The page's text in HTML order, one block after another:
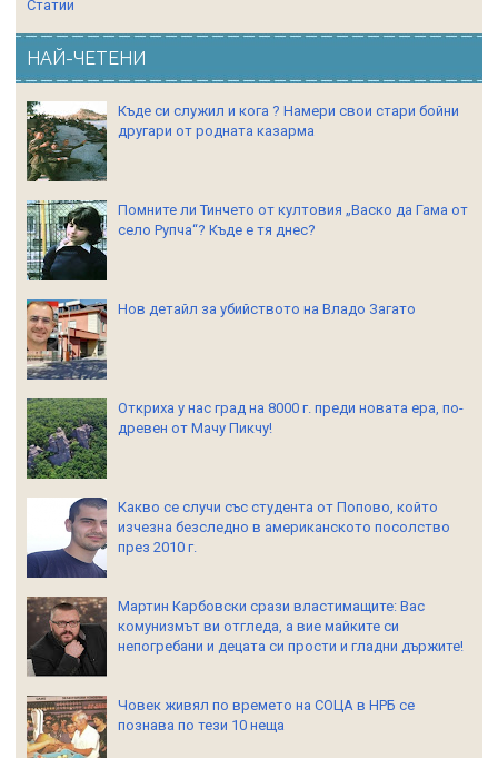
Статии
НАЙ-ЧЕТЕНИ
Къде си служил и кога ? Намери свои стари бойни
другари от родната казарма
Помните ли Тинчето от култовия „Васко да Гама от
село Рупча“? Къде е тя днес?
Нов детайл за убийството на Владо Загато
Откриха у нас град на 8000 г. преди новата ера, по-
древен от Мачу Пикчу!
Какво се случи със студента от Попово, който
изчезна безследно в американското посолство
през 2010 г.
Мартин Карбовски срази властимащите: Вас
комунизмът ви отгледа, а вие майките си
непогребани и децата си прости и гладни държите!
Човек живял по времето на СОЦА в НРБ се
познава по тези 10 неща